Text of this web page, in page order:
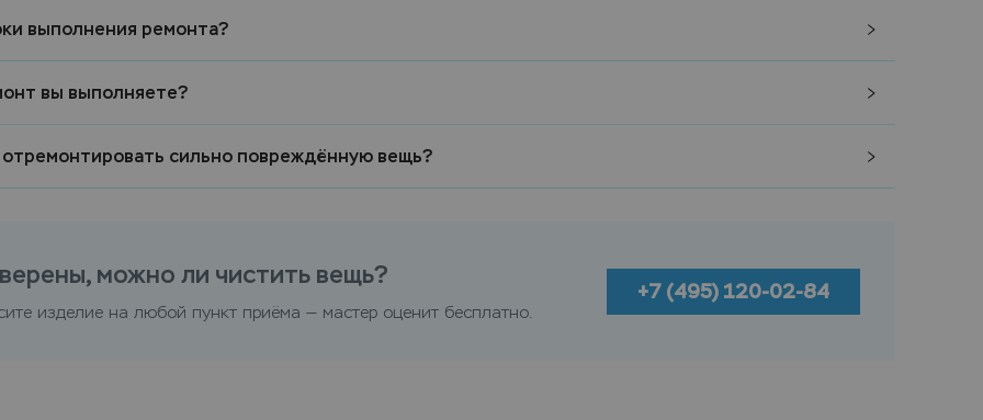
выполнения ремонта?
вы выполняете?
сильно повреждённую вещь?
можно ли чистить вещь?
изделие на любой пункт приёма — мастер оценит бесплатно.
+7 (495) 120-02-84